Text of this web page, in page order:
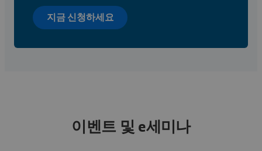
지금 신청하세요
이벤트 및 e세미나